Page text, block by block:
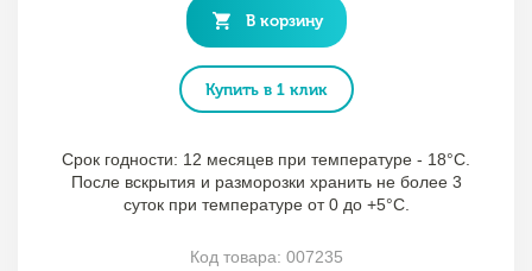
В корзину
Купить в 1 клик
Срок годности: 12 месяцев при температуре - 18°C.
После вскрытия и разморозки хранить не более 3
суток при температуре от 0 до +5°C.
Код товара: 007235